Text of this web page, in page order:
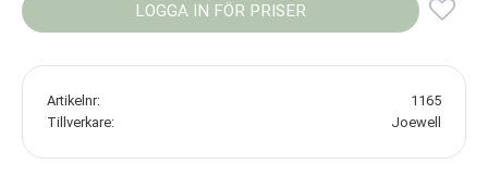
LOGGA IN FÖR PRISER
Artikelnr
1165
Tillverkare
Joewell